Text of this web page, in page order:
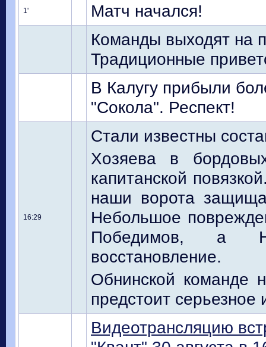
1'
Матч начался!
Команды выходят на
Традиционные
В Калугу прибыли
"Сокола". Респект!
16:29
Стали известны
Хозяева в
капитанской
наши ворота
Небольшое
Победимов, а
восстановление.
Обнинской команде
предстоит
Видеотрансляцию